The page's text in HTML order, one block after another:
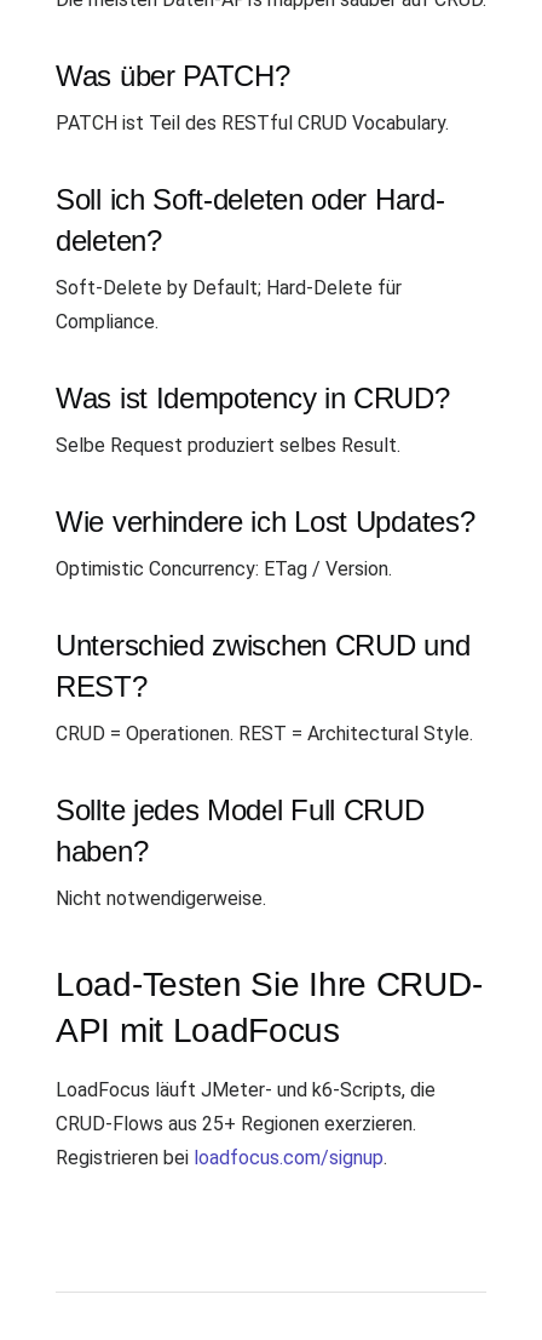
Was über PATCH?
PATCH ist Teil des RESTful CRUD Vocabulary.
Soll ich Soft-deleten oder Hard-
deleten?
Soft-Delete by Default; Hard-Delete für
Compliance.
Was ist Idempotency in CRUD?
Selbe Request produziert selbes Result.
Wie verhindere ich Lost Updates?
Optimistic Concurrency: ETag / Version.
Unterschied zwischen CRUD und
REST?
CRUD = Operationen. REST = Architectural Style.
Sollte jedes Model Full CRUD
haben?
Nicht notwendigerweise.
Load-Testen Sie Ihre CRUD-
API mit LoadFocus
LoadFocus läuft JMeter- und k6-Scripts, die
CRUD-Flows aus 25+ Regionen exerzieren.
Registrieren bei loadfocus.com/signup.